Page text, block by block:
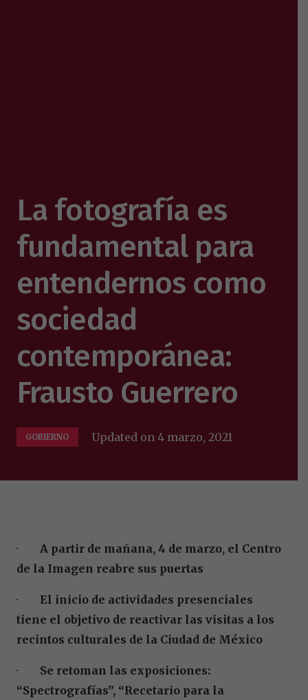
La fotografía es
fundamental para
entendernos como
sociedad
contemporánea:
Frausto Guerrero
GOBIERNO Updated on 4 marzo, 2021
· A partir de mañana, 4 de marzo, el Centro
de la Imagen reabre sus puertas
· El inicio de actividades presenciales
tiene el objetivo de reactivar las visitas a los
recintos culturales de la Ciudad de México
· Se retoman las exposiciones:
“Spectrografías”, “Recetario para la